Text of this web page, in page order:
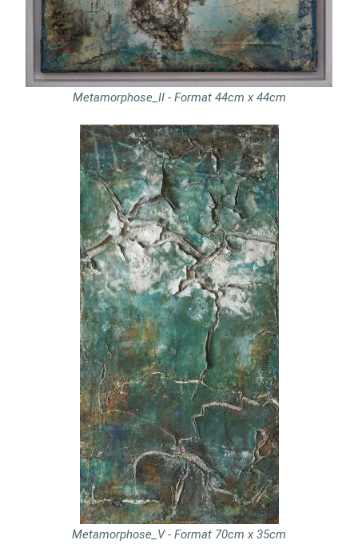
Metamorphose_II - Format 44cm x 44cm
Metamorphose_V - Format 70cm x 35cm